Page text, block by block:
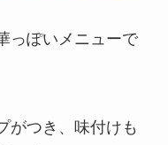
っぽいメニューで
がつき、味付けも